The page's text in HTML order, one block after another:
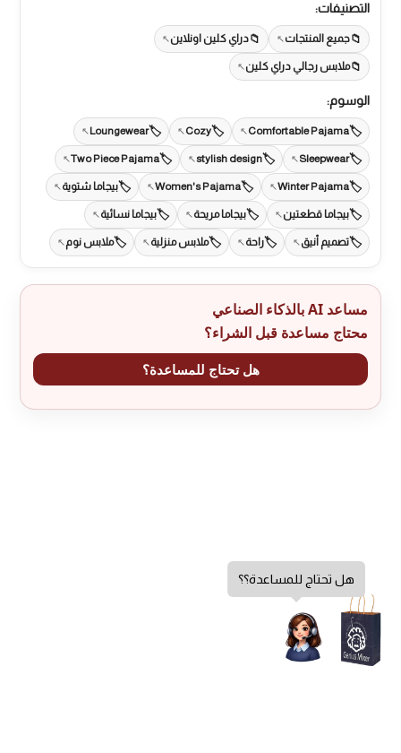
التصنيفات:
جميع المنتجات دراي كلين اونلاين
ملابس رجالي دراي كلين
الوسوم:
Comfortable Pajama
Cozy
Loungewear
Sleepwear
stylish design
Two Piece Pajama
Winter Pajama
Women's Pajama بيجاما شتوية
بيجاما قطعتين بيجاما مريحة بيجاما نسائية
تصميم أنيق راحة ملابس منزلية ملابس نوم
مساعد AI بالذكاء الصناعي
محتاج مساعدة قبل الشراء؟
هل تحتاج للمساعدة؟
هل تحتاج للمساعدة؟؟